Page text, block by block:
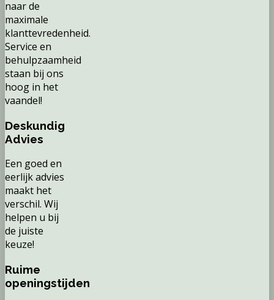
naar de
maximale
klanttevredenheid.
Service en
behulpzaamheid
staan bij ons
hoog in het
vaandel!
Deskundig
Advies
Een goed en
eerlijk advies
maakt het
verschil. Wij
helpen u bij
de juiste
keuze!
Ruime
openingstijden